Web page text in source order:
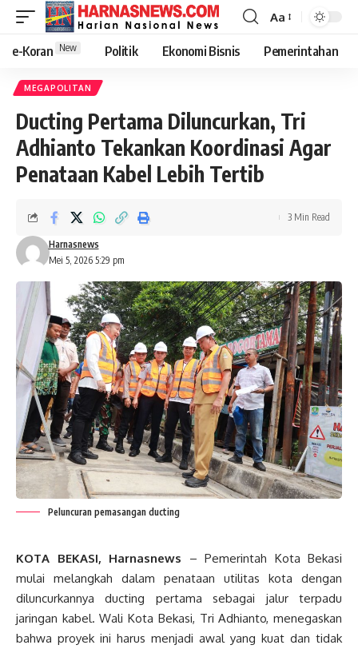
Aa
e-Koran New Politik Ekonomi Bisnis Pemerintahan
MEGAPOLITAN
Ducting Pertama Diluncurkan, Tri
Adhianto Tekankan Koordinasi Agar
Penataan Kabel Lebih Tertib
Mei 5, 2026 5:29 pm
Harnasnews
3 Min Read
Peluncuran pemasangan ducting
KOTA BEKASI, Harnasnews – Pemerintah Kota Bekasi
mulai melangkah dalam penataan utilitas kota dengan
diluncurkannya ducting pertama sebagai jalur terpadu
jaringan kabel. Wali Kota Bekasi, Tri Adhianto, menegaskan
bahwa proyek ini harus menjadi awal yang kuat dan tidak